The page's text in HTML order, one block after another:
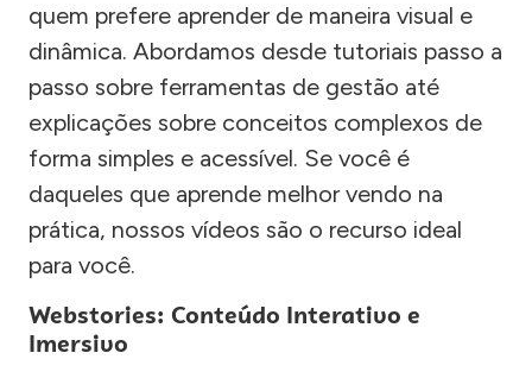
quem prefere aprender de maneira visual e
dinâmica. Abordamos desde tutoriais passo a
passo sobre ferramentas de gestão até
explicações sobre conceitos complexos de
forma simples e acessível. Se você é
daqueles que aprende melhor vendo na
prática, nossos vídeos são o recurso ideal
para você.
Webstories: Conteúdo Interativo e
Imersivo